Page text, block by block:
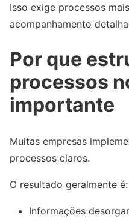
Isso exige processos
acompanhamento
Por que
processos
importante
Muitas empresas
processos claros.
O resultado geralmente é:
Informações